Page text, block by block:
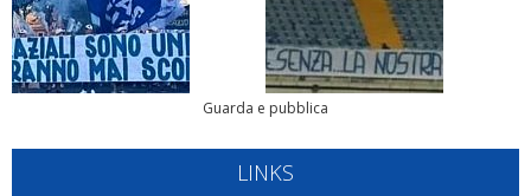
Guarda e pubblica
LINKS